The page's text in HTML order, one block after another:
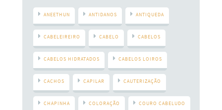
ANEETHUN ANTIDANOS ANTIQUEDA
CABELEIREIRO CABELO CABELOS
CABELOS HIDRATADOS CABELOS LOIROS
CACHOS CAPILAR CAUTERIZAÇÃO
CHAPINHA COLORAÇÃO COURO CABELUDO